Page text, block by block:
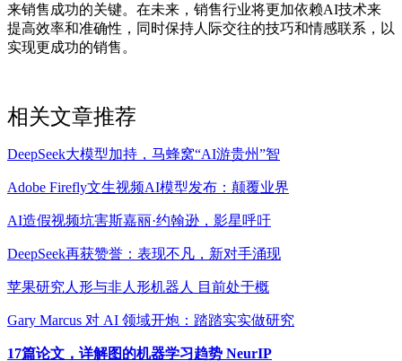
来销售成功的关键。在未来，销售行业将更加依赖AI技术来
提高效率和准确性，同时保持人际交往的技巧和情感联系，以
实现更成功的销售。
相关文章推荐
DeepSeek大模型加持，马蜂窝“AI游贵州”智
Adobe Firefly文生视频AI模型发布：颠覆业界
AI造假视频坑害斯嘉丽·约翰逊，影星呼吁
DeepSeek再获赞誉：表现不凡，新对手涌现
苹果研究人形与非人形机器人 目前处于概
Gary Marcus 对 AI 领域开炮：踏踏实实做研究
17篇论文，详解图的机器学习趋势 NeurIP